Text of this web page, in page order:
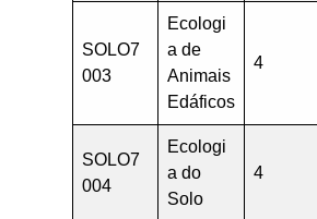
SOLO7
003
Ecologi
a de
Animais
Edáficos
4
SOLO7
004
Ecologi
a do
Solo
4